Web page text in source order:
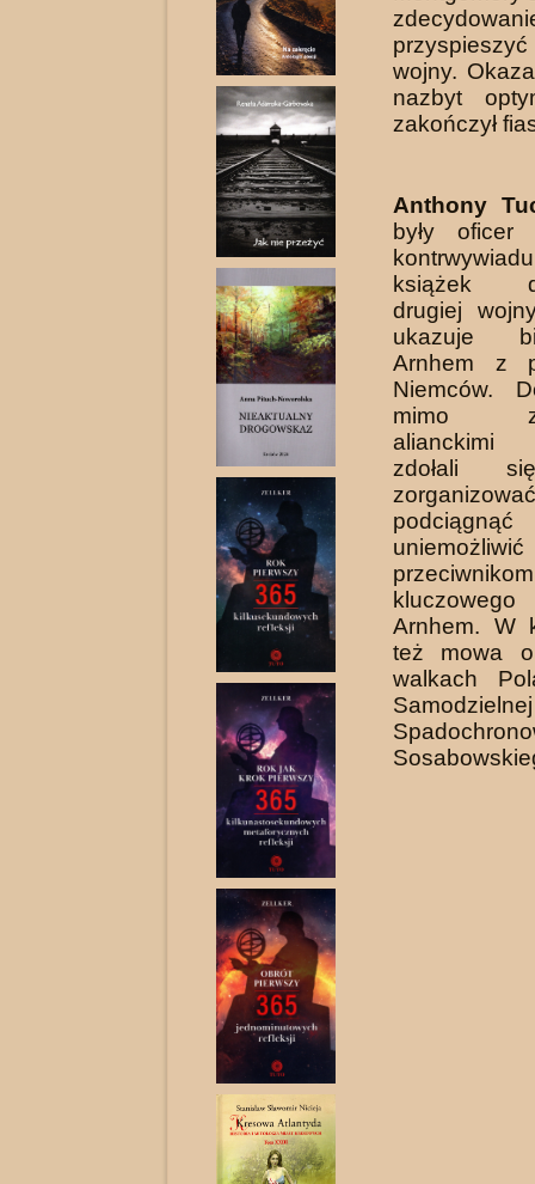
wojny.
nazbyt
zakończył
Anthony
były oficer
książek
drugiej
ukazuje
Arnhem z
Niemców.
mimo
alianckimi
zdołali
uniemożliwić
Arnhem. W
też mowa
walkach